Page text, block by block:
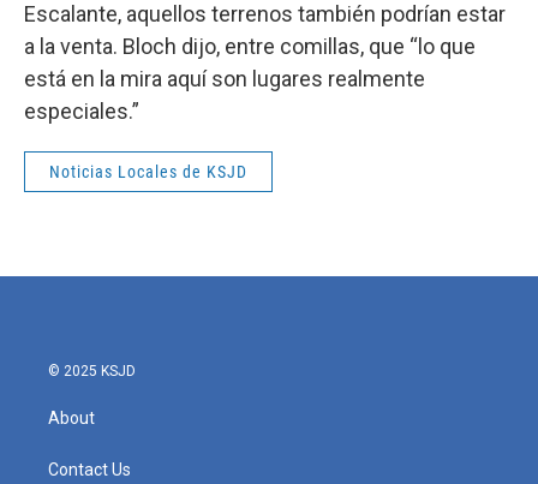
Escalante, aquellos terrenos también podrían estar
a la venta. Bloch dijo, entre comillas, que “lo que
está en la mira aquí son lugares realmente
especiales.”
Noticias Locales de KSJD
© 2025 KSJD
About
Contact Us